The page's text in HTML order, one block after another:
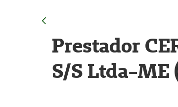
Prestador
S/S Ltda-ME